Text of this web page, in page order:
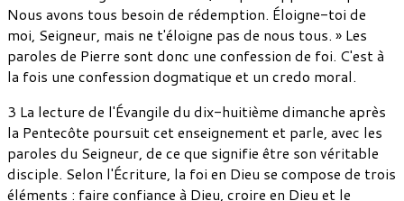
Nous avons tous besoin de rédemption. Éloigne-toi de
moi, Seigneur, mais ne t'éloigne pas de nous tous. » Les
paroles de Pierre sont donc une confession de foi. C'est à
la fois une confession dogmatique et un credo moral.
3 La lecture de l'Évangile du dix-huitième dimanche après
la Pentecôte poursuit cet enseignement et parle, avec les
paroles du Seigneur, de ce que signifie être son véritable
disciple. Selon l'Écriture, la foi en Dieu se compose de trois
éléments : faire confiance à Dieu, croire en Dieu et le